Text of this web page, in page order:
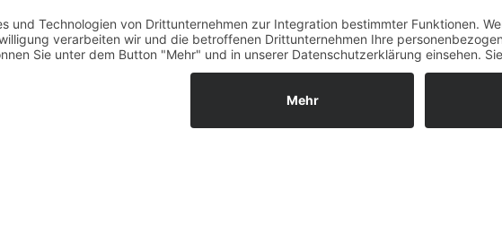
Widerrufsrecht MS
Widerrufsrecht bei
Widerrufsrecht bei